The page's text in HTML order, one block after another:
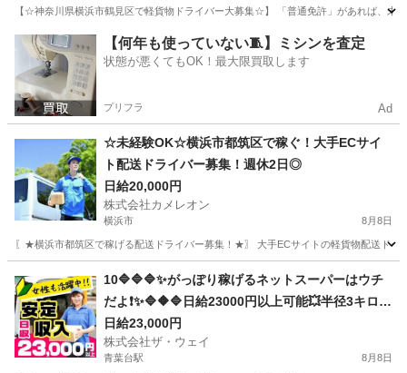
【☆神奈川県横浜市鶴見区で軽貨物ドライバー大募集☆】 「普通免許」があれば、未
神奈川 横浜市 ドライバー Amazon
【何年も使っていない🧵】ミシンを査定
状態が悪くてもOK！最大限買取します
プリフラ Ad
☆未経験OK☆横浜市都筑区で稼ぐ！大手ECサイ
ト配送ドライバー募集！週休2日◎
日給20,000円
株式会社カメレオン
横浜市 8月8日
〖★横浜市都筑区で稼げる配送ドライバー募集！★〗 大手ECサイトの軽貨物配送ド
ドライバー 積み込み
10🔷🔷🔷✨がっぽり稼げるネットスーパーはウチ
だよ❗️✨🔷🔶🔷日給23000円以上可能💥半径3キロエ
リアで1日25件前後配るだけ❗️💛
日給23,000円
株式会社ザ・ウェイ
青葉台駅 8月8日